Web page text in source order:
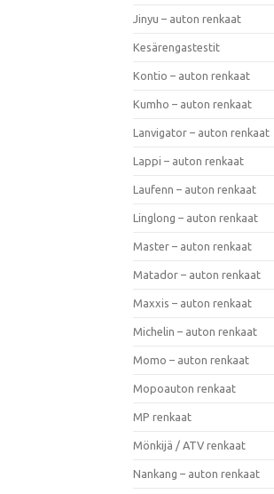
Jinyu – auton renkaat
Kesärengastestit
Kontio – auton renkaat
Kumho – auton renkaat
Lanvigator – auton renkaat
Lappi – auton renkaat
Laufenn – auton renkaat
Linglong – auton renkaat
Master – auton renkaat
Matador – auton renkaat
Maxxis – auton renkaat
Michelin – auton renkaat
Momo – auton renkaat
Mopoauton renkaat
MP renkaat
Mönkijä / ATV renkaat
Nankang – auton renkaat